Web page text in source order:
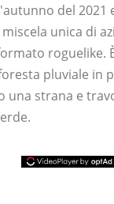
del 2021
unica di
roguelike.
pluviale in
una strana e